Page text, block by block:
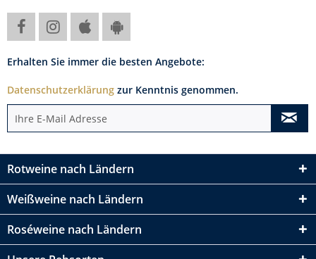
Erhalten Sie immer die besten Angebote:
Datenschutzerklärung zur Kenntnis genommen.
Rotweine nach Ländern
Weißweine nach Ländern
Roséweine nach Ländern